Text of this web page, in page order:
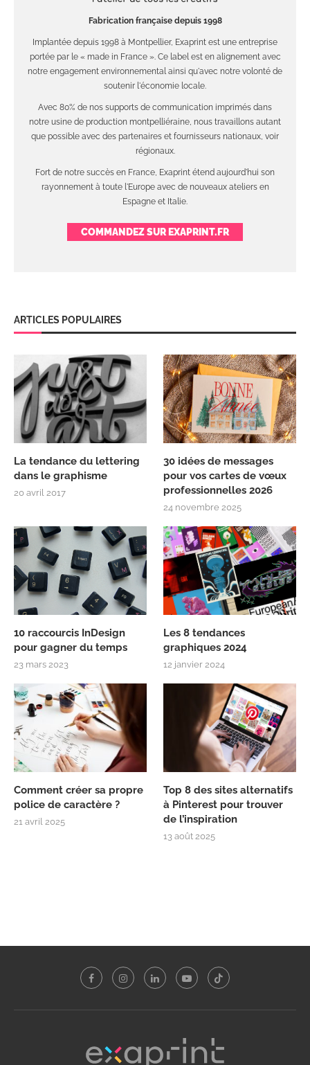
Fabrication française depuis 1998
Implantée depuis 1998 à Montpellier, Exaprint est une entreprise
portée par le « made in France ». Ce label est en alignement avec
notre engagement environnemental ainsi qu'avec notre volonté de
soutenir l'économie locale.
Avec 80% de nos supports de communication imprimés dans
notre usine de production montpelliéraine, nous travaillons autant
que possible avec des partenaires et fournisseurs nationaux, voir
régionaux.
Fort de notre succès en France, Exaprint étend aujourd'hui son
rayonnement à toute l'Europe avec de nouveaux ateliers en
Espagne et Italie.
COMMANDEZ SUR EXAPRINT.FR
ARTICLES POPULAIRES
La tendance du lettering
dans le graphisme
20 avril 2017
30 idées de messages
pour vos cartes de vœux
professionnelles 2026
24 novembre 2025
10 raccourcis InDesign
pour gagner du temps
23 mars 2023
Les 8 tendances
graphiques 2024
12 janvier 2024
Comment créer sa propre
police de caractère ?
21 avril 2025
Top 8 des sites alternatifs
à Pinterest pour trouver
de l’inspiration
13 août 2025